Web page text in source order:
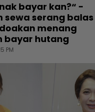
bayar kan?“ -
sewa serang balas
menang
bayar hutang
PM